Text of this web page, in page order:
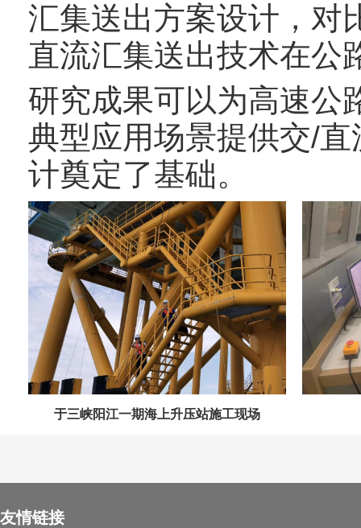
汇集送出方案设计，对
直流汇集送出技术在公
研究成果可以为高速公
典型应用场景提供交/
计奠定了基础。
于三峡阳江一期海上升压站施工现场
友情链接